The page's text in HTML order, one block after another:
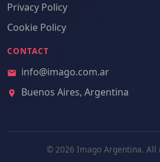
Privacy Policy
Cookie Policy
CONTACT
info@imago.com.ar
Buenos Aires, Argentina
© 2026 Imago Argentina. All